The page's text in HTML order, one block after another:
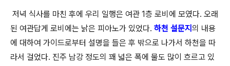
저녁 식사를 마친 후에 우리 일행은 여관 1층 로비에 모였다. 오래
된 여관답게 로비에는 낡은 피아노가 있었다. 하천 설문지 의 내용
에 대하여 가이드로부터 설명을 들은 후 밖으로 나가서 하천을 따
라서 걸었다. 진주 남강 정도의 꽤 넓은 폭에 물도 많이 흐르고 있